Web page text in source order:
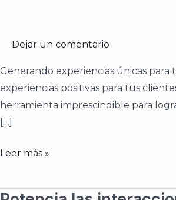
Dejar un comentario
Generando experiencias únicas
experiencias positivas para tus
herramienta imprescindible para
[…]
tecnología
e
inteligencia
artificial
Leer más »
Potencia